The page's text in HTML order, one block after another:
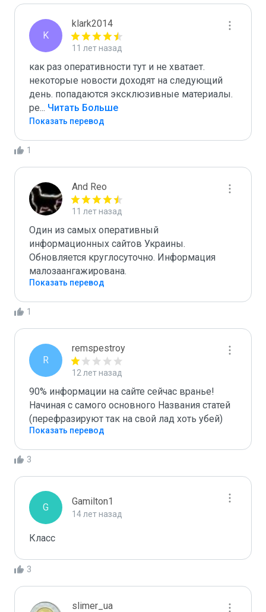
K
klark2014
11 лет назад
как раз оперативности тут и не хватает.
некоторые новости доходят на следующий
день. попадаются эксклюзивные материалы.
ре... Читать Больше
Показать перевод
1
And Reo
11 лет назад
Один из самых оперативный
информационных сайтов Украины.
Обновляется круглосуточно. Информация
малозаангажирована.
Показать перевод
1
R
remspestroy
12 лет назад
90% информации на сайте сейчас вранье!
Начиная с самого основного Названия статей
(перефразируют так на свой лад хоть убей)
Показать перевод
3
G
Gamilton1
14 лет назад
Класс
3
slimer_ua